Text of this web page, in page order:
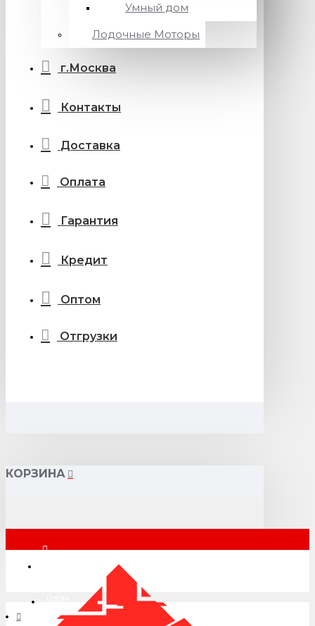
Умный дом
Лодочные Моторы
г.Москва
Контакты
Доставка
Оплата
Гарантия
Кредит
Оптом
Отгрузки
КОРЗИНА